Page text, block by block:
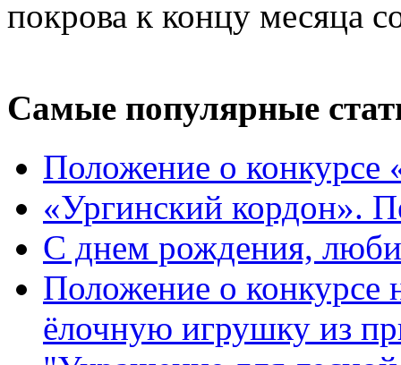
покрова к концу месяца
Самые популярные
Положение о конкурсе
«Ургинский кордон».
С днем рождения,
Положение о
ёлочную игрушку из